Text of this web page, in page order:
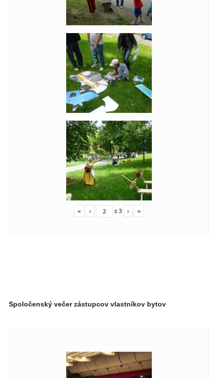
« ‹ z3 › »
Spoločenský večer zástupcov vlastníkov bytov